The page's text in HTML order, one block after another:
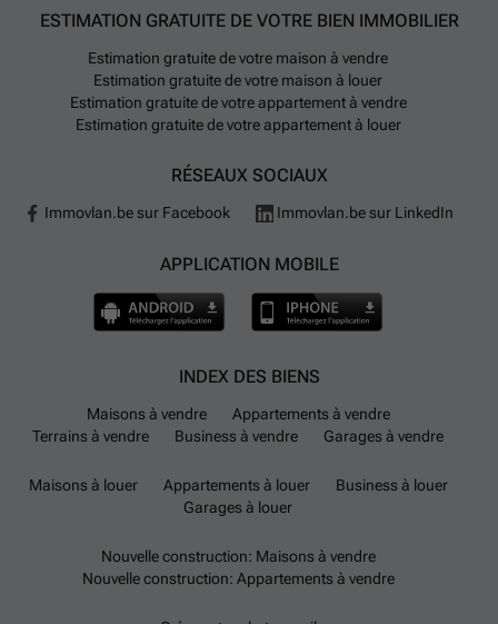
ESTIMATION GRATUITE DE VOTRE BIEN IMMOBILIER
Estimation gratuite de votre maison à vendre
Estimation gratuite de votre maison à louer
Estimation gratuite de votre appartement à vendre
Estimation gratuite de votre appartement à louer
RÉSEAUX SOCIAUX
Immovlan.be sur Facebook Immovlan.be sur LinkedIn
APPLICATION MOBILE
INDEX DES BIENS
Maisons à vendre
Appartements à vendre
Terrains à vendre
Business à vendre Garages à vendre
Maisons à louer Appartements à louer
Business à louer
Garages à louer
Nouvelle construction: Maisons à vendre
Nouvelle construction: Appartements à vendre